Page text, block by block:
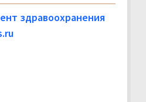
здравоохранения